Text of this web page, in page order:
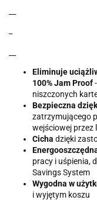
Eliminuje
100% Jam Proof
niszczonych
Bezpieczna
zatrzymującego
wejściowej przez
Cicha dzięki
pracy i uśpienia,
Savings System
Wygodna w
i wyjętym koszu